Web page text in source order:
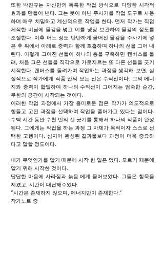
또한 박진규는 자신만의 독특한 작업 방식으로 다양한 시각적
효과를 만들어 낸다. 그는 붓이 아닌 주사기를 작업 도구로 사용
하며 매우 치밀하고 계산적으로 작업을 한다. 먼저 작가는 직접
제작한 비닐에 물감을 넣고 이를 냉장 보관하여 물감의 점도를
조절한다. 이후 어느 정도 단단하게 굳어진 물감을 주사기에 넣
은 후 위에서 아래로 중력과 함께 호흡하며 하나의 선을 그어 내
린다. 이렇게 그어진 선들이 하나의 층을 구축하면 캔버스를 돌
려, 처음 그은 선들을 직각으로 가로지르는 또 다른 선들을 긋기
시작한다. 캔버스를 돌려가며 작업하는 과정을 생각해 보면, 실
질적으로 작가에게 작품 안의 모든 선은 수직선이다. 그의 에너
지와 중력이 합일하여 하나의 수직선이 그어지는 엄숙한 순간,
무한의 공간이 시작되는 것이다.
이러한 작업 과정에서 가장 흥미로운 점은 작가가 의도적으로
힘들고 고된 과정을 선택하여 작업을 풀어가고 있다는 점이다.
수백 시간 동안 수천 번의 선 긋기를 통해서 하나의 작품이 완성
된다. 그에게는 작업을 하는 과정 그 자체가 목적이자 스스로 선
택한 고행이다. 심지어 완성된 결과물보다 과정이 더욱 중요하
다고 말할 정도이다.
내가 무엇인가를 알기 때문에 시작 한 일은 없다. 모르기 때문에
알기 위해 시작한 것이다.
답답한 마음에 사라짐과 늙음 에게 물어보았다. 그들은 침묵을
지켰고, 시간이 대답해주었다.
“시간은 존재하지 않으며, 에너지만이 존재한다.”
작가노트 중